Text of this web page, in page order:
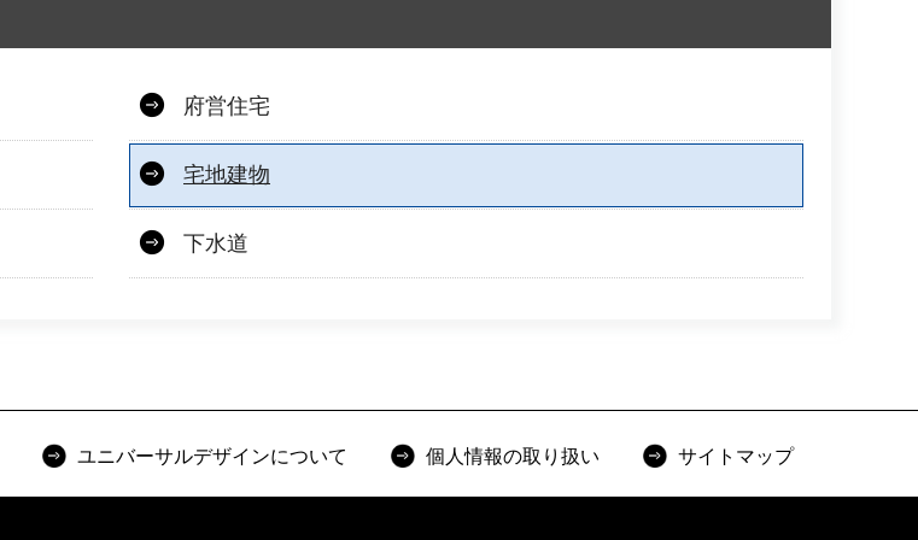
府営住宅
宅地建物
下水道
ユニバーサルデザインについて 個人情報の取り扱い サイトマップ